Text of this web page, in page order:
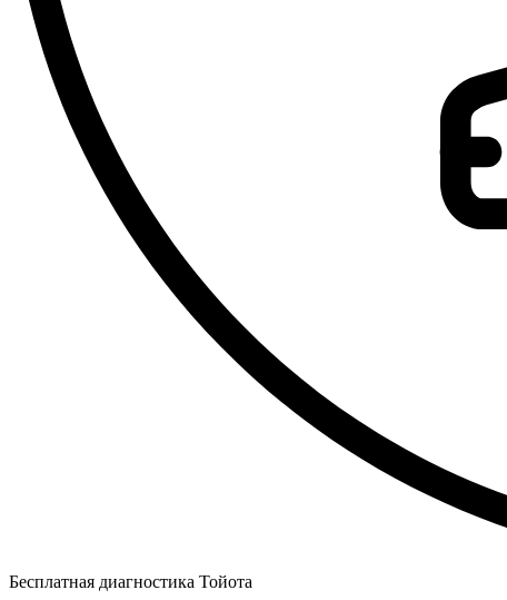
Бесплатная диагностика Тойота